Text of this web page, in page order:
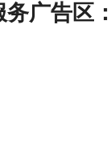
广告区：